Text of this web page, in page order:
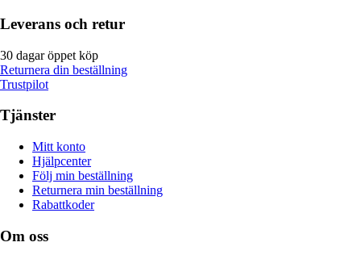
Leverans och retur
30 dagar öppet köp
Returnera din beställning
Trustpilot
Tjänster
Mitt konto
Hjälpcenter
Följ min beställning
Returnera min beställning
Rabattkoder
Om oss